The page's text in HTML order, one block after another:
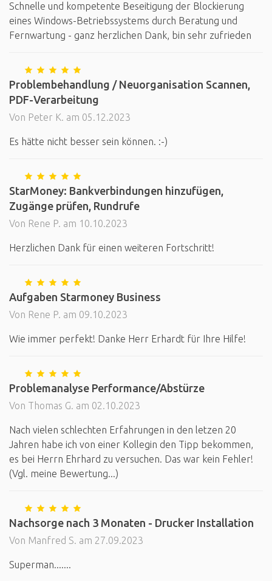
Schnelle und kompetente Beseitigung der Blockierung
eines Windows-Betriebssystems durch Beratung und
Fernwartung - ganz herzlichen Dank, bin sehr zufrieden
Problembehandlung / Neuorganisation Scannen,
PDF-Verarbeitung
Von Peter K. am 05.12.2023
Es hätte nicht besser sein können. :-)
StarMoney: Bankverbindungen hinzufügen,
Zugänge prüfen, Rundrufe
Von Rene P. am 10.10.2023
Herzlichen Dank für einen weiteren Fortschritt!
Aufgaben Starmoney Business
Von Rene P. am 09.10.2023
Wie immer perfekt! Danke Herr Erhardt für Ihre Hilfe!
Problemanalyse Performance/Abstürze
Von Thomas G. am 02.10.2023
Nach vielen schlechten Erfahrungen in den letzen 20
Jahren habe ich von einer Kollegin den Tipp bekommen,
es bei Herrn Ehrhard zu versuchen. Das war kein Fehler!
(Vgl. meine Bewertung...)
Nachsorge nach 3 Monaten - Drucker Installation
Von Manfred S. am 27.09.2023
Superman.......